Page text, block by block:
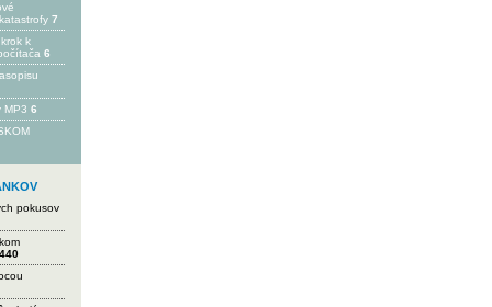
7
k
6
MP3 6
pokusov